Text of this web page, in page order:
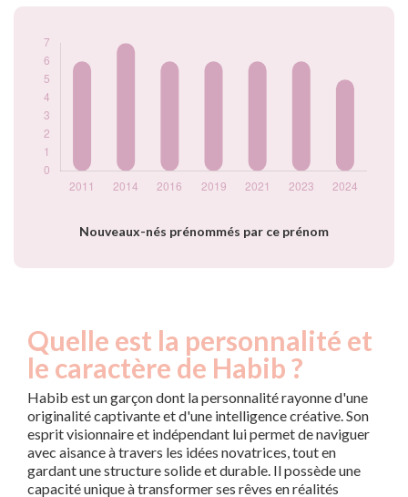
Nouveaux-nés prénommés par ce prénom
année
Quelle est la personnalité et
le caractère de Habib ?
Habib est un garçon dont la personnalité rayonne d'une
originalité captivante et d'une intelligence créative. Son
esprit visionnaire et indépendant lui permet de naviguer
avec aisance à travers les idées novatrices, tout en
gardant une structure solide et durable. Il possède une
capacité unique à transformer ses rêves en réalités